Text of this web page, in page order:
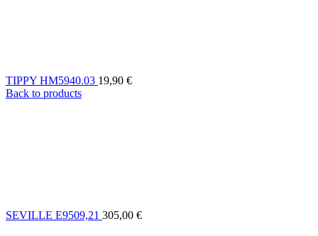
TIPPY HM5940.03 19,90 €
Back to products
SEVILLE Ε9509,21 305,00 €